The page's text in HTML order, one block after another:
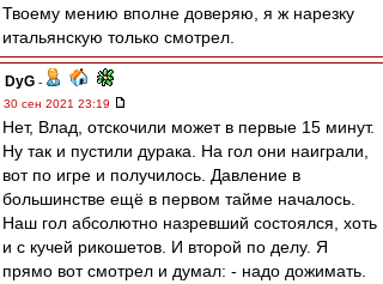
Твоему мению вполне доверяю, я ж нарезку
итальянскую только смотрел.
DyG -
30 сен 2021 23:19
Нет, Влад, отскочили может в первые 15 минут.
Ну так и пустили дурака. На гол они наиграли,
вот по игре и получилось. Давление в
большинстве ещё в первом тайме началось.
Наш гол абсолютно назревший состоялся, хоть
и с кучей рикошетов. И второй по делу. Я
прямо вот смотрел и думал: - надо дожимать.